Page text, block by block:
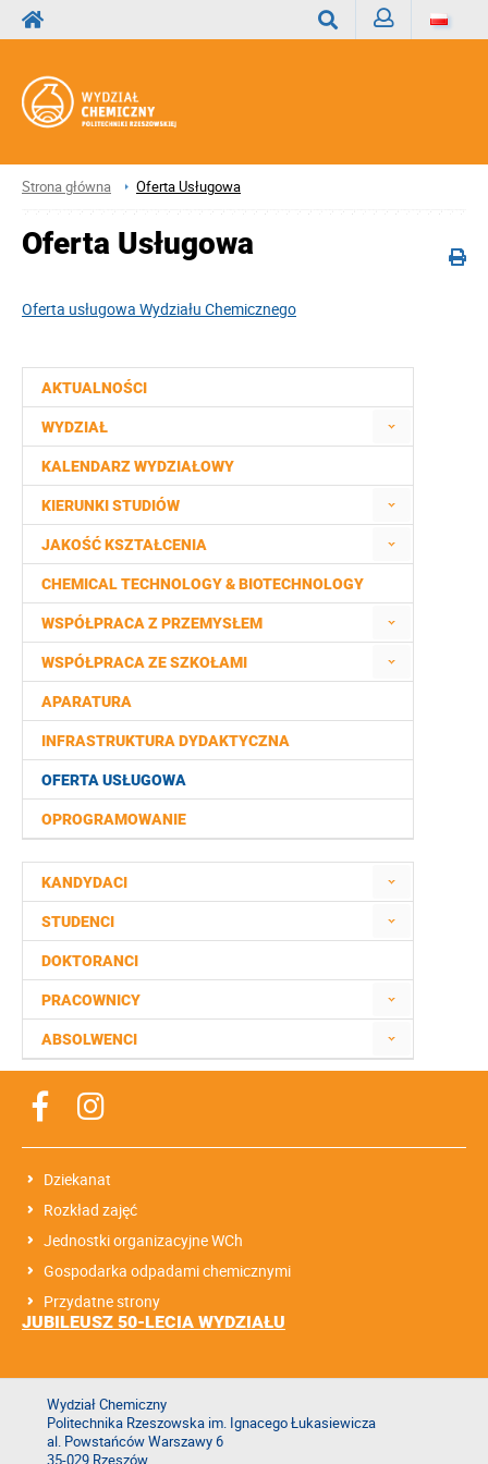
Strona główna Oferta Usługowa
AKTUALNOŚCI
WYDZIAŁ
KALENDARZ WYDZIAŁOWY
KIERUNKI STUDIÓW
JAKOŚĆ KSZTAŁCENIA
CHEMICAL TECHNOLOGY & BIOTECHNOLOGY
WSPÓŁPRACA Z PRZEMYSŁEM
WSPÓŁPRACA ZE SZKOŁAMI
APARATURA
INFRASTRUKTURA DYDAKTYCZNA
OFERTA USŁUGOWA
OPROGRAMOWANIE
KANDYDACI
STUDENCI
DOKTORANCI
PRACOWNICY
ABSOLWENCI
Oferta Usługowa
Oferta usługowa Wydziału Chemicznego
Dziekanat
Rozkład zajęć
Jednostki organizacyjne WCh
Gospodarka odpadami chemicznymi
Przydatne strony
JUBILEUSZ 50-LECIA WYDZIAŁU
Wydział Chemiczny
Politechnika Rzeszowska im. Ignacego Łukasiewicza
al. Powstańców Warszawy 6
35-029 Rzeszów